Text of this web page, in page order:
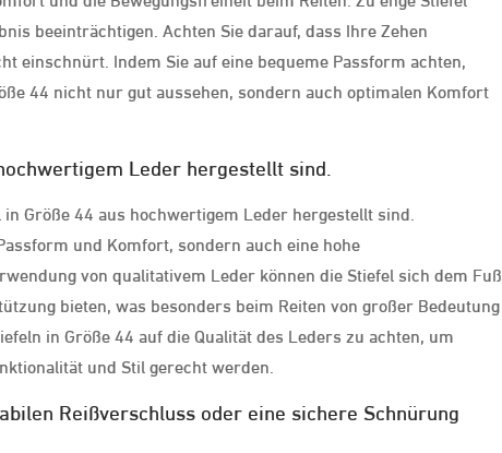
beeinträchtigen. Achten Sie darauf, dass Ihre Zehen
einschnürt. Indem Sie auf eine bequeme Passform achten,
44 nicht nur gut aussehen, sondern auch optimalen Komfort
Leder hergestellt sind.
Größe 44 aus hochwertigem Leder hergestellt sind.
und Komfort, sondern auch eine hohe
von qualitativem Leder können die Stiefel sich dem Fuß
bieten, was besonders beim Reiten von großer Bedeutung
in Größe 44 auf die Qualität des Leders zu achten, um
und Stil gerecht werden.
Reißverschluss oder eine sichere Schnürung